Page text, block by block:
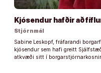
Kjósendur hafðir að
Stjórnmál
Sabine Leskopf, fráfarandi
kjósendur sem hafi greitt
atkvæði sitt í